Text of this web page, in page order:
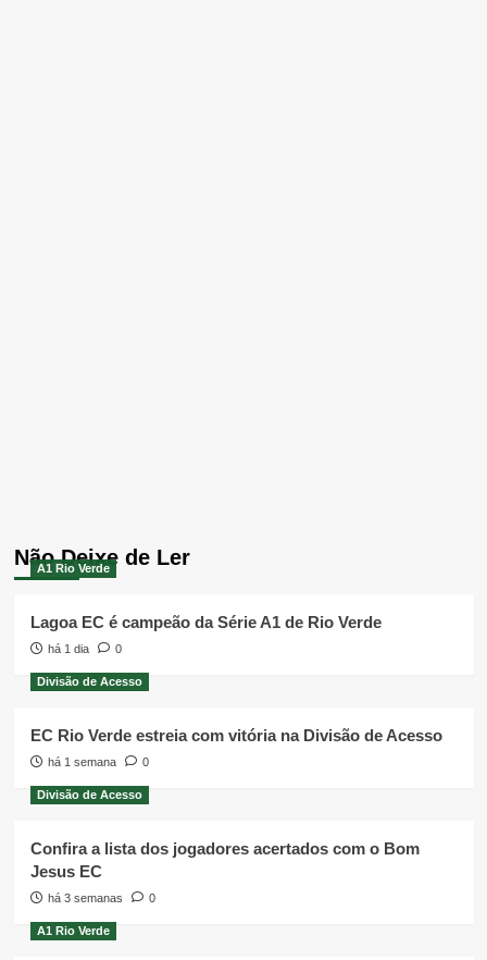
Não Deixe de Ler
A1 Rio Verde
Lagoa EC é campeão da Série A1 de Rio Verde
há 1 dia 0
Divisão de Acesso
EC Rio Verde estreia com vitória na Divisão de Acesso
há 1 semana 0
Divisão de Acesso
Confira a lista dos jogadores acertados com o Bom
Jesus EC
há 3 semanas 0
A1 Rio Verde